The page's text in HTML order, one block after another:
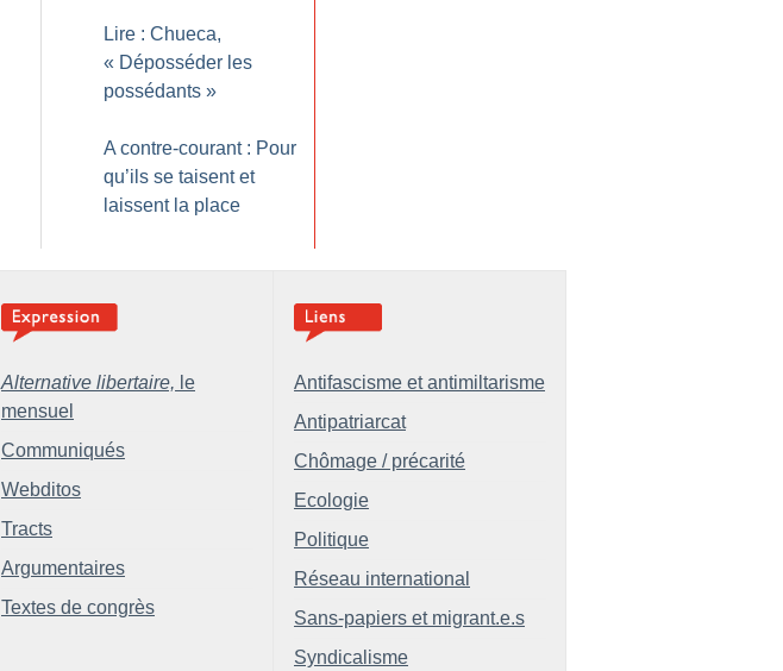
Lire : Chueca,
« Déposséder les
possédants »
A contre-courant : Pour
qu’ils se taisent et
laissent la place
Alternative libertaire, le
mensuel
Communiqués
Webditos
Tracts
Argumentaires
Textes de congrès
Antifascisme et antimiltarisme
Antipatriarcat
Chômage / précarité
Ecologie
Politique
Réseau international
Sans-papiers et migrant.e.s
Syndicalisme